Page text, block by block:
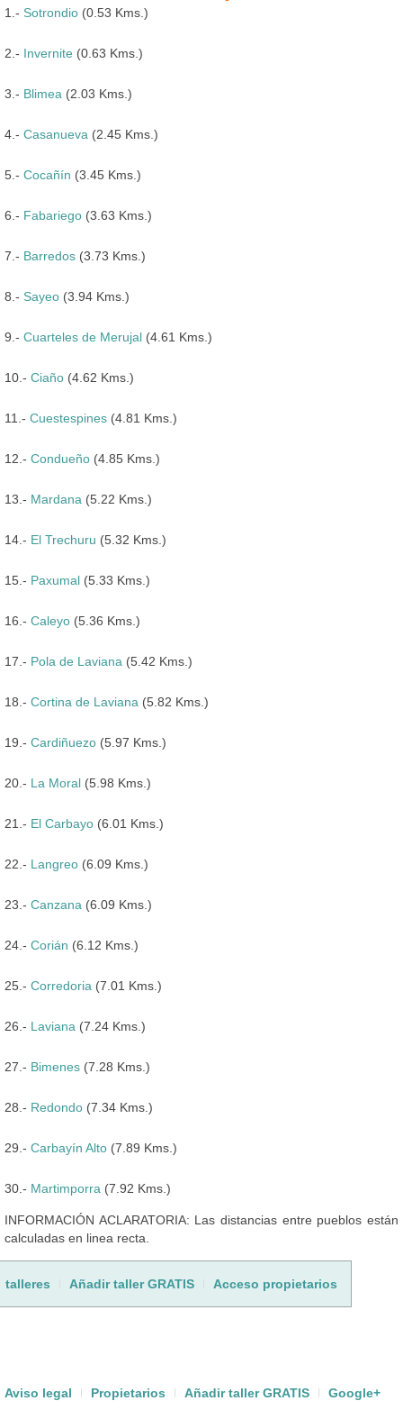
1.- Sotrondio (0.53 Kms.)
2.- Invernite (0.63 Kms.)
3.- Blimea (2.03 Kms.)
4.- Casanueva (2.45 Kms.)
5.- Cocañín (3.45 Kms.)
6.- Fabariego (3.63 Kms.)
7.- Barredos (3.73 Kms.)
8.- Sayeo (3.94 Kms.)
9.- Cuarteles de Merujal (4.61 Kms.)
10.- Ciaño (4.62 Kms.)
11.- Cuestespines (4.81 Kms.)
12.- Condueño (4.85 Kms.)
13.- Mardana (5.22 Kms.)
14.- El Trechuru (5.32 Kms.)
15.- Paxumal (5.33 Kms.)
16.- Caleyo (5.36 Kms.)
17.- Pola de Laviana (5.42 Kms.)
18.- Cortina de Laviana (5.82 Kms.)
19.- Cardiñuezo (5.97 Kms.)
20.- La Moral (5.98 Kms.)
21.- El Carbayo (6.01 Kms.)
22.- Langreo (6.09 Kms.)
23.- Canzana (6.09 Kms.)
24.- Corián (6.12 Kms.)
25.- Corredoria (7.01 Kms.)
26.- Laviana (7.24 Kms.)
27.- Bimenes (7.28 Kms.)
28.- Redondo (7.34 Kms.)
29.- Carbayín Alto (7.89 Kms.)
30.- Martimporra (7.92 Kms.)
INFORMACIÓN ACLARATORIA: Las distancias entre pueblos están
calculadas en linea recta.
talleres Añadir taller GRATIS Acceso propietarios
Aviso legal Propietarios Añadir taller GRATIS Google+